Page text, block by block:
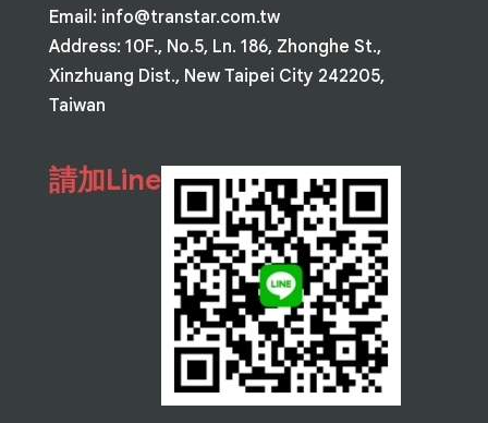
Email: info@transtar.com.tw
Address: 10F., No.5, Ln. 186, Zhonghe St.,
Xinzhuang Dist., New Taipei City 242205,
Taiwan
請加Line